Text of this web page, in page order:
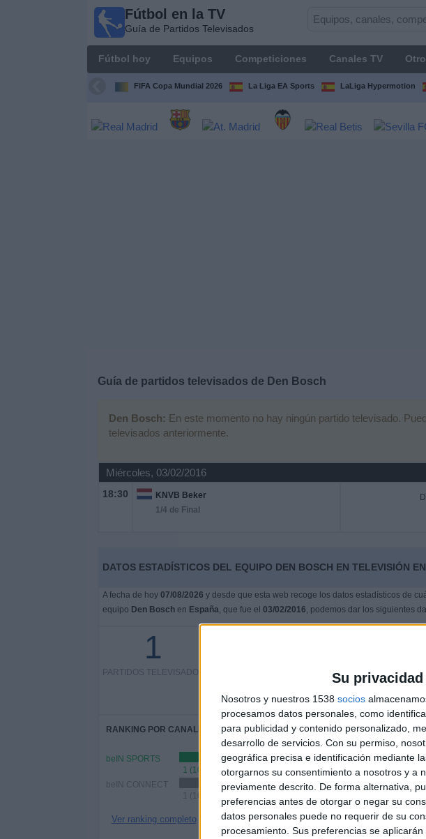
Su
Nosotros y nuestros 1538 socios
procesamos datos personales, como
para publicidad y contenido personalizado,
desarrollo de servicios. Con su permiso,
geográfica precisa e identificación mediante
otorgarnos su consentimiento a nosotros y a
previamente descrito. De forma alternativa,
preferencias antes de otorgar o negar su
datos personales puede no requerir de su
procesamiento. Sus preferencias se
Fútbol en la TV
Guía de Partidos Televisados
Fútbol hoy Equipos Competiciones Canales TV
FIFA Copa Mundial 2026 La Liga EA Sports LaLiga Hypermotion
Guía de partidos televisados de Den Bosch
Den Bosch: En este momento no hay ningún partido televisado.
televisados anteriormente.
Miércoles, 03/02/2016
18:30
KNVB Beker
1/4 de Final
DATOS ESTADÍSTICOS DEL EQUIPO DEN BOSCH EN TELEVISIÓN
A fecha de hoy 07/08/2026 y desde que esta web recoge los datos estadísticos de
equipo Den Boschen España, que fue el 03/02/2016, podemos dar los siguientes
1
PARTIDOS TELEVISADOS
100%
RANKING POR CANALES
beIN SPORTS
1 (100%)
beIN CONNECT
1 (100%)
Ver ranking completo